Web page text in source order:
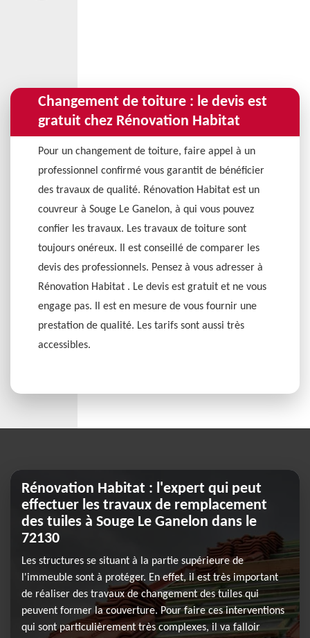
Changement de toiture : le devis est
gratuit chez Rénovation Habitat
Pour un changement de toiture, faire appel à un
professionnel confirmé vous garantit de bénéficier
des travaux de qualité. Rénovation Habitat est un
couvreur à Souge Le Ganelon, à qui vous pouvez
confier les travaux. Les travaux de toiture sont
toujours onéreux. Il est conseillé de comparer les
devis des professionnels. Pensez à vous adresser à
Rénovation Habitat . Le devis est gratuit et ne vous
engage pas. Il est en mesure de vous fournir une
prestation de qualité. Les tarifs sont aussi très
accessibles.
Rénovation Habitat : l'expert qui peut
effectuer les travaux de remplacement
des tuiles à Souge Le Ganelon dans le
72130
Les structures se situant à la partie supérieure de
l'immeuble sont à protéger. En effet, il est très important
de réaliser des travaux de changement des tuiles qui
peuvent former la couverture. Pour faire ces interventions
qui sont particulièrement très complexes, il va falloir